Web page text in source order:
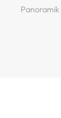
Panoramik